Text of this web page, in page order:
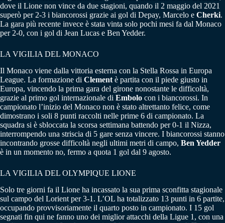
dove il Lione non vince da due stagioni, quando il 2 maggio del 2021
superò per 2-3 i biancorossi grazie ai gol di Depay, Marcelo e Cherki.
La gara più recente invece è stata vinta solo pochi mesi fa dal Monaco
per 2-0, con i gol di Jean Lucas e Ben Yedder.
LA VIGILIA DEL MONACO
Il Monaco viene dalla vittoria esterna con la Stella Rossa in Europa
League. La formazione di Clement è partita con il piede giusto in
Europa, vincendo la prima gara del girone nonostante le difficoltà,
grazie al primo gol internazionale di Embolo con i biancorossi. In
campionato l’inizio del Monaco non è stato altrettanto felice, come
dimostrano i soli 8 punti raccolti nelle prime 6 di campionato. La
squadra si è sbloccata la scorsa settimana battendo per 0-1 il Nizza,
interrompendo una striscia di 5 gare senza vincere. I biancorossi stanno
incontrando grosse difficoltà negli ultimi metri di campo, Ben Yedder
è in un momento no, fermo a quota 1 gol dal 9 agosto.
LA VIGILIA DEL OLYMPIQUE LIONE
Solo tre giorni fa il Lione ha incassato la sua prima sconfitta stagionale
sul campo del Lorient per 3-1. L’OL ha totalizzato 13 punti in 6 partite,
occupando provvisoriamente il quarto posto in campionato. I 15 gol
segnati fin qui ne fanno uno dei miglior attacchi della Ligue 1, con una